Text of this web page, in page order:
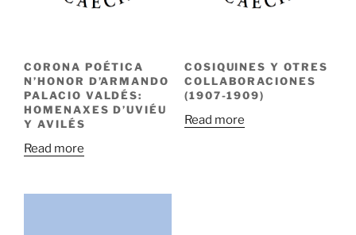
CORONA POÉTICA
N’HONOR D’ARMANDO
PALACIO VALDÉS:
HOMENAXES D’UVIÉU
Y AVILÉS
Read more
COSIQUINES Y OTRES
COLLABORACIONES
(1907-1909)
Read more